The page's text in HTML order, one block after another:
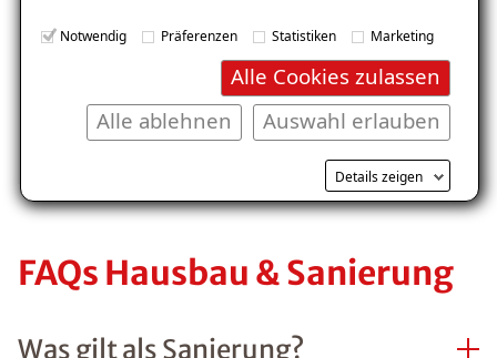
Notwendig Präferenzen Statistiken Marketing
Alle Cookies zulassen
Auswahl erlauben
Alle ablehnen
Details zeigen
Garage/Boden
FAQs Hausbau & Sanierung
Was gilt als Sanierung?